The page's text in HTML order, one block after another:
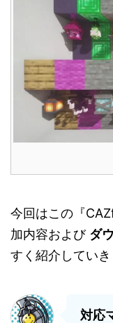
今回はこの『
加内容および ダ
すく紹介していき
対応